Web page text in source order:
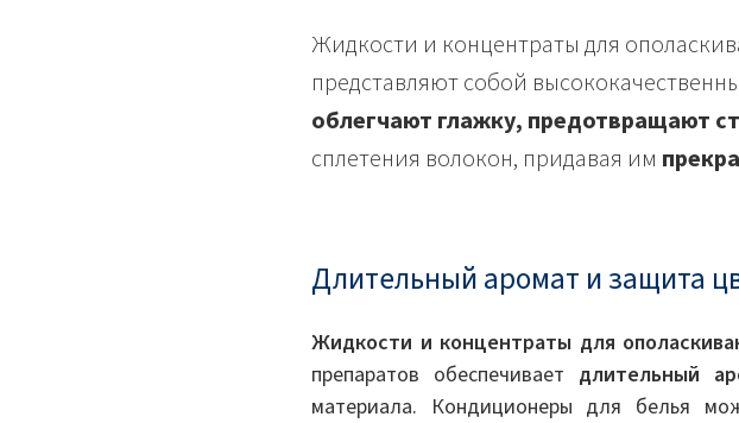
Жидкости и концентраты для
представляют собой
облегчают глажку, предотвращают
сплетения волокон, придавая им
Длительный аромат и защита
Жидкости и концентраты для
препаратов обеспечивает длительный
материала. Кондиционеры для белья